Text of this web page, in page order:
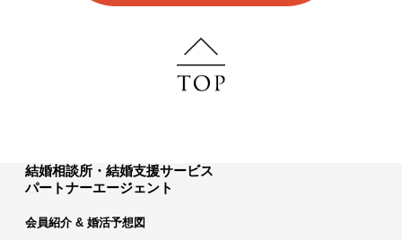
結婚相談所・結婚支援サービス
パートナーエージェント
会員紹介 & 婚活予想図